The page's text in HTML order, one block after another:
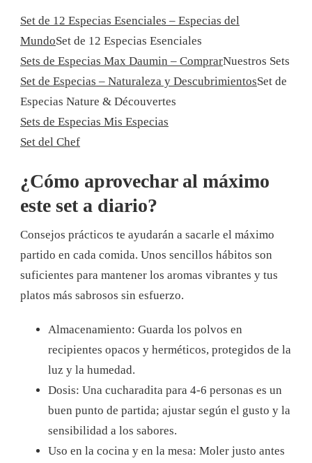
Set de 12 Especias Esenciales – Especias del
MundoSet de 12 Especias Esenciales
Sets de Especias Max Daumin – ComprarNuestros Sets
Set de Especias – Naturaleza y DescubrimientosSet de
Especias Nature & Découvertes
Sets de Especias Mis Especias
Set del Chef
¿Cómo aprovechar al máximo
este set a diario?
Consejos prácticos te ayudarán a sacarle el máximo
partido en cada comida. Unos sencillos hábitos son
suficientes para mantener los aromas vibrantes y tus
platos más sabrosos sin esfuerzo.
Almacenamiento: Guarda los polvos en
recipientes opacos y herméticos, protegidos de la
luz y la humedad.
Dosis: Una cucharadita para 4-6 personas es un
buen punto de partida; ajustar según el gusto y la
sensibilidad a los sabores.
Uso en la cocina y en la mesa: Moler justo antes